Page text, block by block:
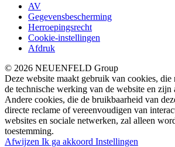
AV
Gegevensbescherming
Herroepingsrecht
Cookie-instellingen
Afdruk
© 2026 NEUENFELD Group
Deze website maakt gebruik van cookies,
de technische werking van de website en zijn
Andere cookies, die de bruikbaarheid van
directe reclame of vereenvoudigen van
websites en sociale netwerken, zal alleen
toestemming.
Afwijzen Ik ga akkoord Instellingen